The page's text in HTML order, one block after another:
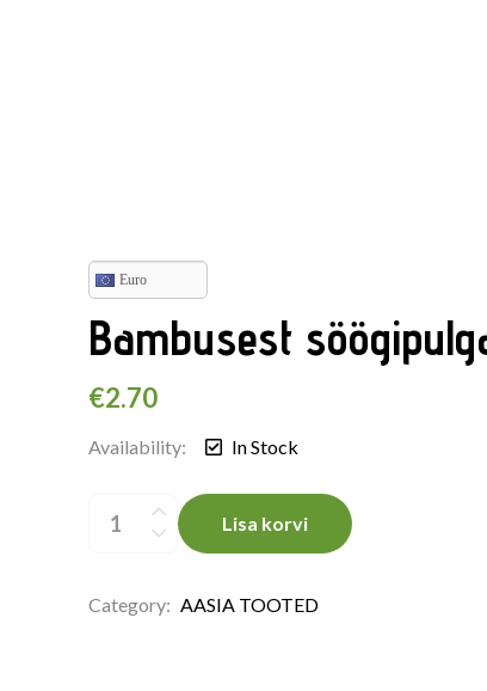
Euro
Bambusest
€2.70
Availability: In Stock
söögipulgad
quantity
Lisa korvi
Category: AASIA TOOTED